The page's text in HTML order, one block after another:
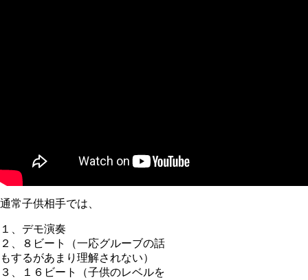
通常子供相手では、
１、デモ演奏
２、８ビート（一応グルーブの話
もするがあまり理解されない）
３、１６ビート（子供のレベルを